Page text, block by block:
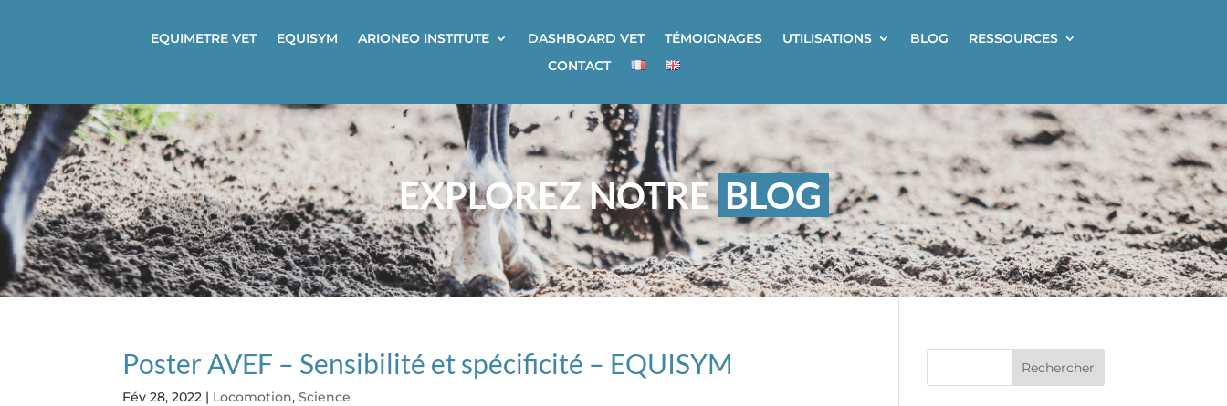
EQUIMETRE VET EQUISYM ARIONEO INSTITUTE DASHBOARD VET TÉMOIGNAGES UTILISATIONS BLOG
RESSOURCES
CONTACT
EXPLOREZ NOTREBLOG
Poster AVEF – Sensibilité et spécificité – EQUISYM
Fév 28, 2022 | Locomotion,Science
Rechercher